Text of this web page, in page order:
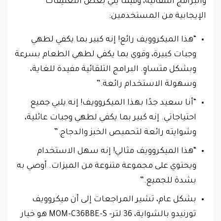
الإيجابية من المستخدمين:
“هذا الميكروويف رائع! إنه كبير بما يكفي لطهي
وجبات كبيرة، وقوي بما يكفي لطهي الطعام بسرعة
وبشكل متساوٍ. البرامج التلقائية مفيدة للغاية،
وسهولة الاستخدام رائعة.”
“أنا سعيد جدًا بهذا الميكروويف! إنه يلبي جميع
احتياجاتي. إنه كبير بما يكفي لطهي وجبات عائلية،
وشوايته رائعة لتحميص الخبز والدجاج.”
“هذا الميكروويف مثالي! إنه سهل الاستخدام
ويحتوي على مجموعة متنوعة من الميزات. أوصي به
بشدة للجميع.”
بشكل عام، تشير المراجعات إلى أن ميكروويف
تورنيدو بالشواية، 36 لتر- MOM-C36BBE-S هو خيار